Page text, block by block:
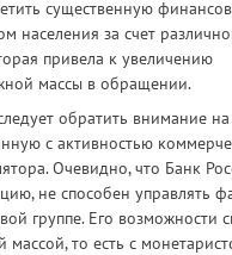
существенную
населения за счет
привела к увеличению
массы в обращении.
обратить внимание
с активностью
Очевидно, что Банк
не способен управлять
группе. Его возможности
то есть с